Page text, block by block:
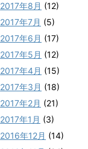
2017年8月 (12)
2017年7月 (5)
2017年6月 (17)
2017年5月 (12)
2017年4月 (15)
2017年3月 (18)
2017年2月 (21)
2017年1月 (3)
2016年12月 (14)